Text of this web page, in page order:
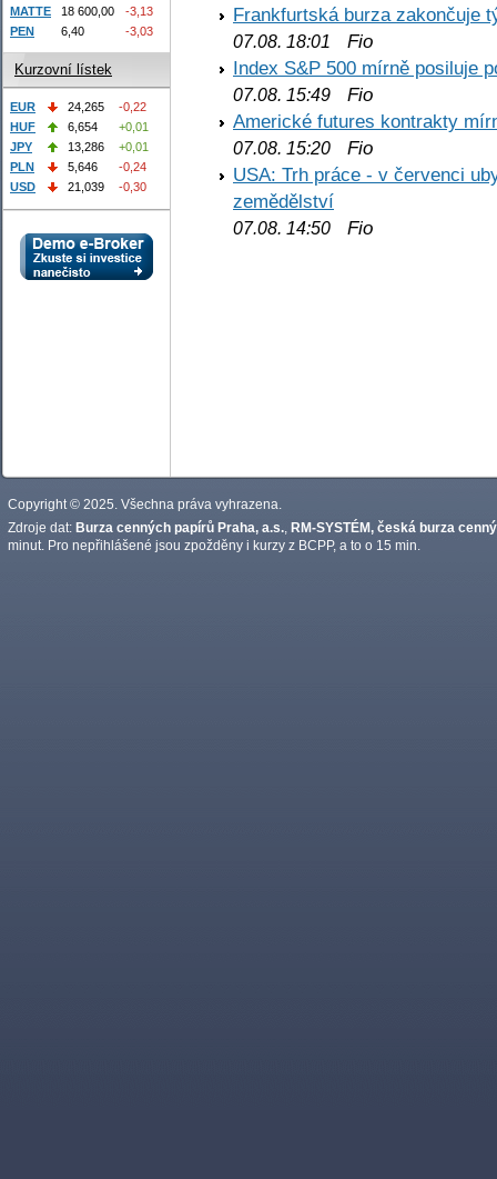
Frankfurtská burza zakončuje
07.08. 18:01
Fio
Index S&P 500 mírně posiluje
07.08. 15:49 Fio
Americké futures kontrakty
07.08. 15:20 Fio
USA: Trh práce - v červenci
zemědělství
07.08. 14:50 Fio
MATTE
18 600,00
-3,13
PEN
6,40 -3,03
Kurzovní lístek
EUR 24,265
-0,22
HUF
6,654
+0,01
JPY
13,286
+0,01
PLN
5,646
-0,24
USD
21,039 -0,30
Copyright © 2025. Všechna práva vyhrazena.
Zdroje dat: Burza cenných papírů Praha, a.s. RM-SYSTÉM, česká burza
minut. Pro nepřihlášené jsou zpožděny i kurzy z BCPP, a to o 15 min.